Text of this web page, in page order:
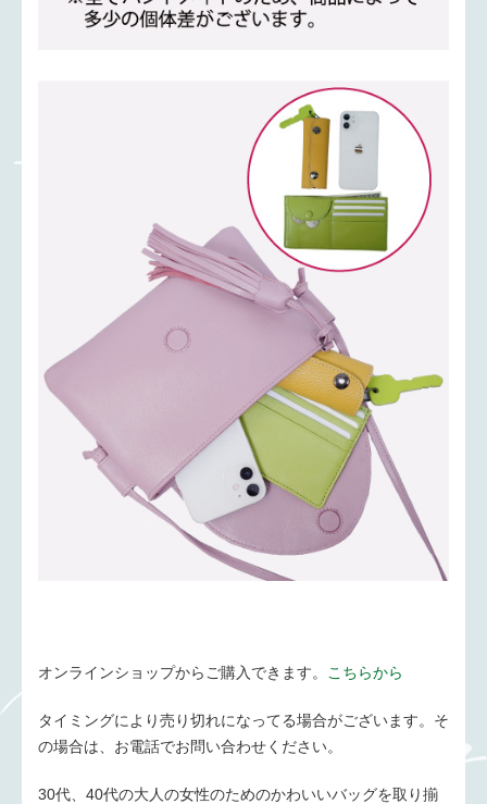
オンラインショップからご購入できます。 こちらから
タイミングにより売り切れになってる場合がございます。そ
の場合は、お電話でお問い合わせください。
30代、40代の大人の女性のためのかわいいバッグを取り揃